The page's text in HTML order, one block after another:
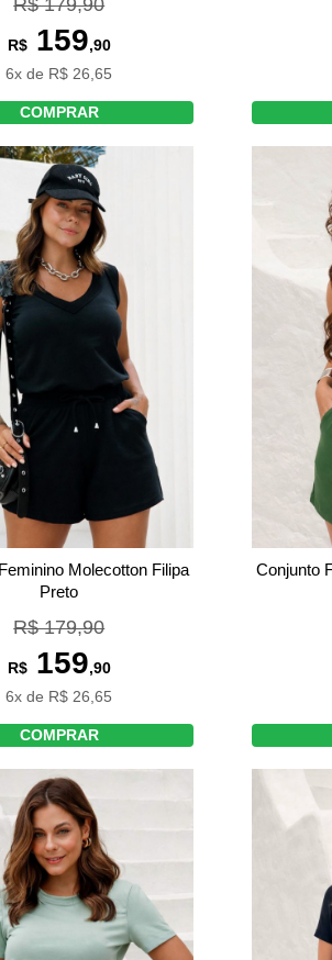
R$159,90
6x de R$ 26,65
COMPRAR
Molecotton Filipa
Preto
R$ 179,90
R$159,90
6x de R$ 26,65
COMPRAR
Conjunto